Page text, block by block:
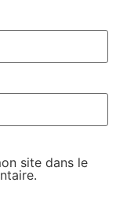
site dans le